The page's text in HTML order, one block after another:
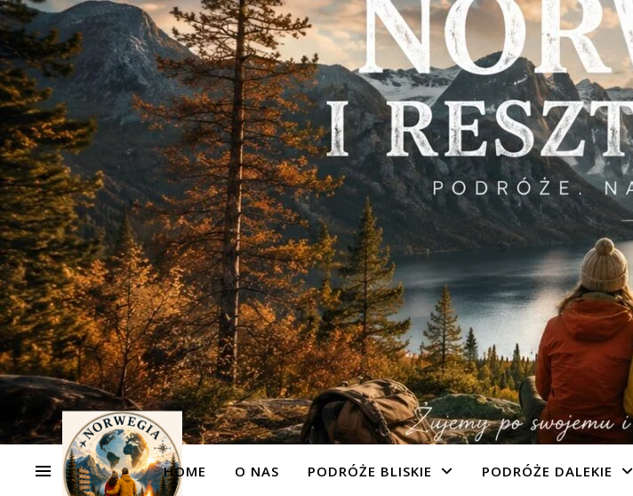
HOME O NAS PODRÓŻE BLISKIE PODRÓŻE DALEKIE